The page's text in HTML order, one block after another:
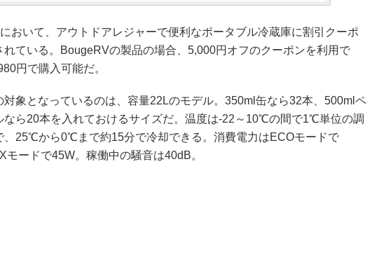
において、アウトドアレジャーで便利なポータブル冷蔵庫に割引クーポ
れている。BougeRVの製品の場合、5,000円オフのクーポンを利用で
円で購入可能だ。
象となっているのは、容量22Lのモデル。350ml缶なら32本、500mlペ
なら20本を入れておけるサイズだ。温度は-22～10℃の間で1℃単位の調
、25℃から0℃まで約15分で冷却できる。消費電力はECOモードで
モードで45W。稼働中の騒音は40dB。